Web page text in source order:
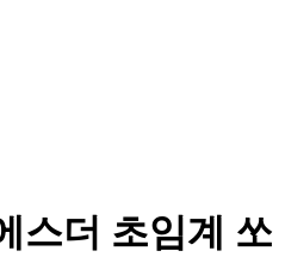
스더 초임계 쏘